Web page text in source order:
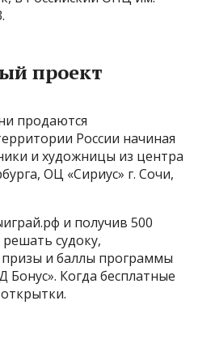
проект
продаются
России начиная
и художницы из центра
ОЦ «Сириус» г. Сочи,
и получив 500
судоку,
и баллы программы
Когда бесплатные